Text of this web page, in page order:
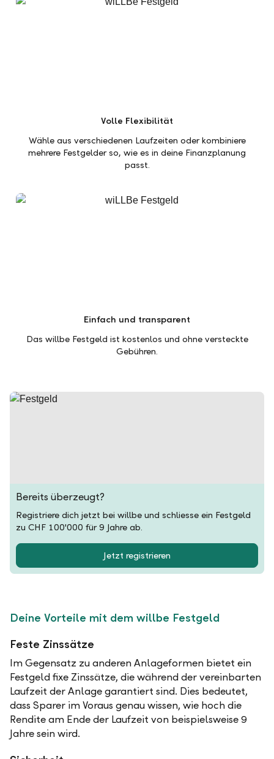
Volle Flexibilität
Wähle aus verschiedenen Laufzeiten oder kombiniere
mehrere Festgelder so, wie es in deine Finanzplanung
passt.
Einfach und transparent
Das willbe Festgeld ist kostenlos und ohne versteckte
Gebühren.
Bereits überzeugt?
Registriere dich jetzt bei willbe und schliesse ein Festgeld
zu CHF 100'000 für 9 Jahre ab.
Jetzt registrieren
Deine Vorteile mit dem willbe Festgeld
Feste Zinssätze
Im Gegensatz zu anderen Anlageformen bietet ein
Festgeld fixe Zinssätze, die während der vereinbarten
Laufzeit der Anlage garantiert sind. Dies bedeutet,
dass Sparer im Voraus genau wissen, wie hoch die
Rendite am Ende der Laufzeit von beispielsweise 9
Jahre sein wird.